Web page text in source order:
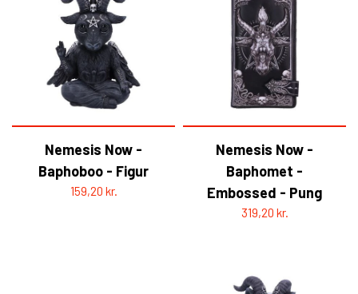
Nemesis Now -
Baphoboo - Figur
159,20 kr.
Nemesis Now -
Baphomet -
Embossed - Pung
319,20 kr.